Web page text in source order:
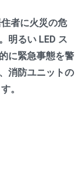
者に火災の危
明るい LED ス
に緊急事態を警
消防ユニットの
。